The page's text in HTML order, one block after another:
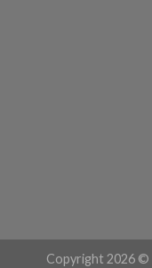
Copyright 2026 ©